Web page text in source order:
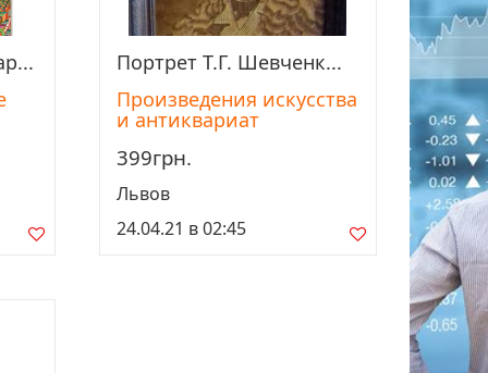
Просмотреть
Портрет Т.Г. Шевченк...
Произведения искусства
и антиквариат
399грн.
Львов
24.04.21 в 02:45